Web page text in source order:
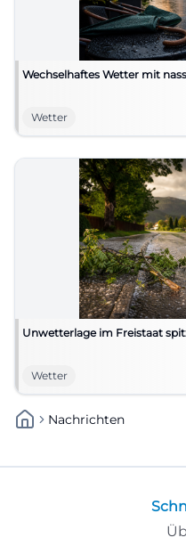
Wechselhaftes Wetter mit
Wetter
Unwetterlage im Freistaat
Wetter
Nachrichten